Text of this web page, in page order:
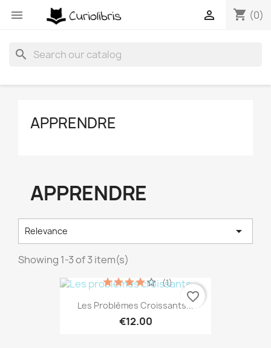
 shopping_cart (0)

search
APPRENDRE
APPRENDRE
Relevance 
Showing 1-3 of 3 item(s)
Les Problèmes Croissants...
€12.00
(1)
favorite_border